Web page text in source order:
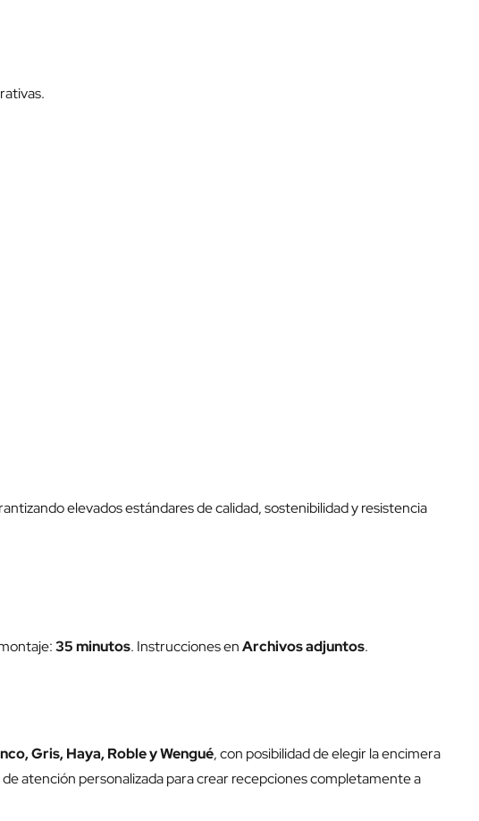
elevados estándares de calidad, sostenibilidad y resistencia
35 minutos. Instrucciones enArchivos adjuntos.
Gris, Haya, Roble y Wengué, con posibilidad de elegir la encimera
atención personalizada para crear recepciones completamente a